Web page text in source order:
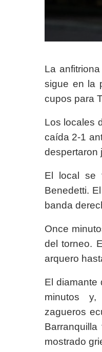
La
sigue en la
cupos para
Los locales
caída 2-1
despertaron
El local se
Benedetti.
banda
Once
del torneo.
arquero
El diamante
minutos
zagueros
mostrado